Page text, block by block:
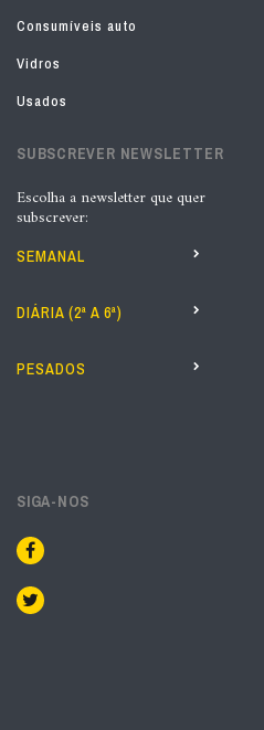
Consumíveis auto
Vidros
Usados
SUBSCREVER NEWSLETTER
Escolha a newsletter que quer
subscrever:
SEMANAL
DIÁRIA (2ª A 6ª)
PESADOS
SIGA-NOS